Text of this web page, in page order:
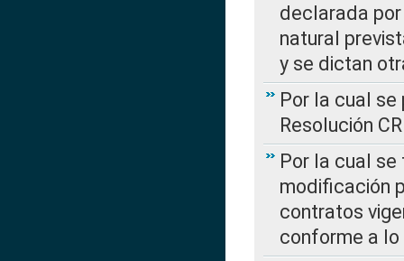
declarada
natural
y se dictan
Por la cual
Resolución
Por la cual
modificación
contratos
conforme a lo